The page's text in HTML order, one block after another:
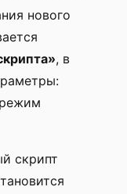
нового
, в
режим
скрипт